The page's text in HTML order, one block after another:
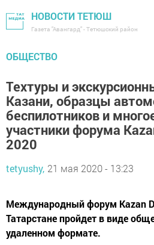
НОВОСТИ ТЕТЮШ
Газета "Авангард" - Тетюшский район
ОБЩЕСТВО
Техтуры и
Казани, образцы
беспилотников и
участники форума
2020
tetyushy, 21 мая 2020 - 13:23
Международный форум Kazan
Татарстане пройдет в виде
удаленном формате.